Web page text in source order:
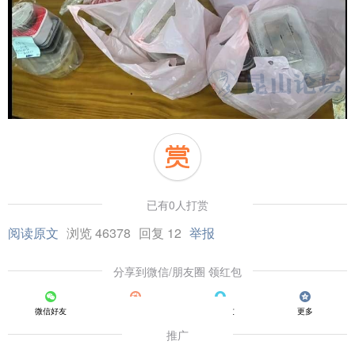
已有0人打赏
阅读原文 浏览 46378 回复 12 举报
分享到微信/朋友圈 领红包
微信好友 QQ好友 更多
推广